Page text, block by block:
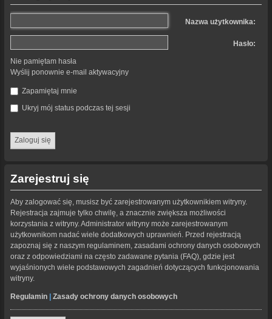
Nazwa użytkownika:
Hasło:
Nie pamiętam hasła
Wyślij ponownie e-mail aktywacyjny
Zapamiętaj mnie
Ukryj mój status podczas tej sesji
Zarejestruj się
Aby zalogować się, musisz być zarejestrowanym użytkownikiem witryny.
Rejestracja zajmuje tylko chwilę, a znacznie zwiększa możliwości
korzystania z witryny. Administrator witryny może zarejestrowanym
użytkownikom nadać wiele dodatkowych uprawnień. Przed rejestracją
zapoznaj się z naszym regulaminem, zasadami ochrony danych osobowych
oraz z odpowiedziami na często zadawane pytania (FAQ), gdzie jest
wyjaśnionych wiele podstawowych zagadnień dotyczących funkcjonowania
witryny.
Regulamin Zasady ochrony danych osobowych